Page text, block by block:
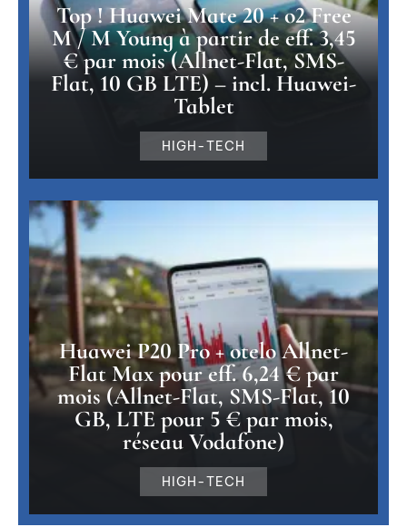
Top ! Huawei Mate 20 + o2 Free
M / M Young à partir de eff. 3,45
€ par mois (Allnet-Flat, SMS-
Flat, 10 GB LTE) – incl. Huawei-
Tablet
HIGH-TECH
Huawei P20 Pro + otelo Allnet-
Flat Max pour eff. 6,24 € par
mois (Allnet-Flat, SMS-Flat, 10
GB, LTE pour 5 € par mois,
réseau Vodafone)
HIGH-TECH